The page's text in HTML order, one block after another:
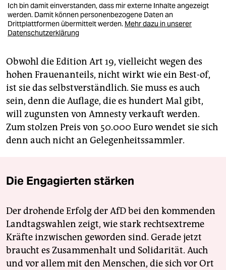
Ich bin damit einverstanden, dass mir externe Inhalte angezeigt
werden. Damit können personenbezogene Daten an
Drittplattformen übermittelt werden. Mehr dazu in unserer
Datenschutzerklärung
Obwohl die Edition Art 19, vielleicht wegen des
hohen Frauenanteils, nicht wirkt wie ein Best-of,
ist sie das selbstverständlich. Sie muss es auch
sein, denn die Auflage, die es hundert Mal gibt,
will zugunsten von Amnesty verkauft werden.
Zum stolzen Preis von 50.000 Euro wendet sie sich
denn auch nicht an Gelegenheitssammler.
Die Engagierten stärken
Der drohende Erfolg der AfD bei den kommenden
Landtagswahlen zeigt, wie stark rechtsextreme
Kräfte inzwischen geworden sind. Gerade jetzt
braucht es Zusammenhalt und Solidarität. Auch
und vor allem mit den Menschen, die sich vor Ort